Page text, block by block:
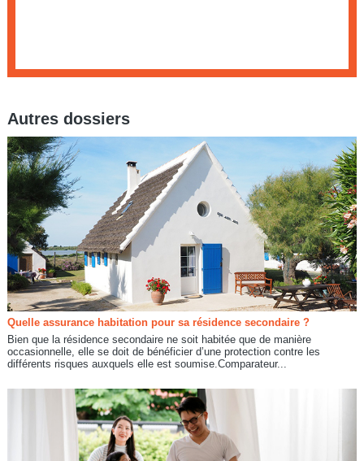
Autres dossiers
Quelle assurance habitation pour sa résidence secondaire ?
Bien que la résidence secondaire ne soit habitée que de manière
occasionnelle, elle se doit de bénéficier d’une protection contre les
différents risques auxquels elle est soumise.Comparateur...